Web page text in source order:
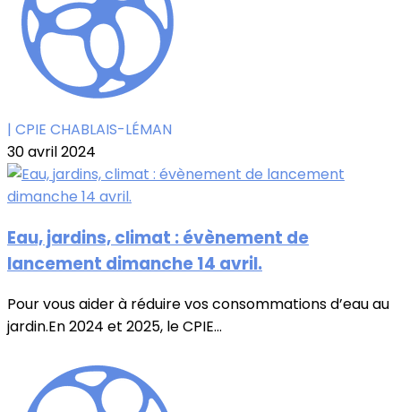
| CPIE CHABLAIS-LÉMAN
30 avril 2024
Eau, jardins, climat : évènement de
lancement dimanche 14 avril.
Pour vous aider à réduire vos consommations d’eau au
jardin.En 2024 et 2025, le CPIE...